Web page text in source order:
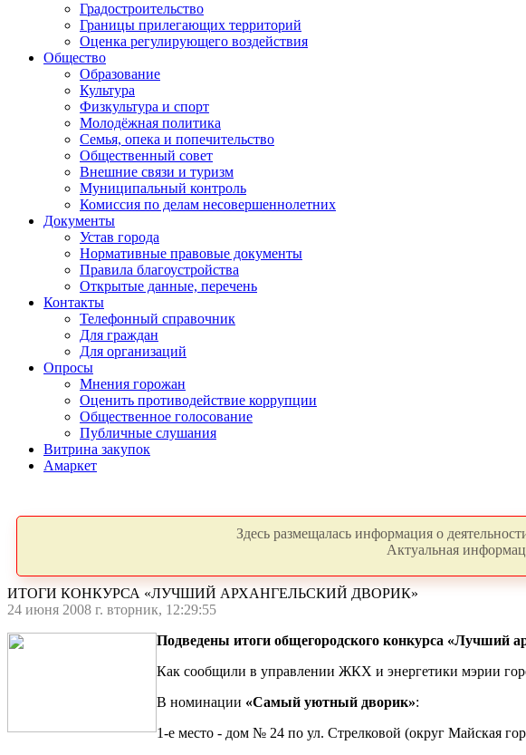
Градостроительство
Границы прилегающих территорий
Оценка регулирующего воздействия
Общество
Образование
Культура
Физкультура и спорт
Молодёжная политика
Семья, опека и попечительство
Общественный совет
Внешние связи и туризм
Муниципальный контроль
Комиссия по делам несовершеннолетних
Документы
Устав города
Нормативные правовые документы
Правила благоустройства
Открытые данные, перечень
Контакты
Телефонный справочник
Для граждан
Для организаций
Опросы
Мнения горожан
Оценить противодействие коррупции
Общественное голосование
Публичные слушания
Витрина закупок
Амаркет
Здесь размещалась информация о
Актуальная
ИТОГИ КОНКУРСА «ЛУЧШИЙ АРХАНГЕЛЬСКИЙ ДВОРИК»
24 июня 2008 г. вторник, 12:29:55
Подведены итоги общегородского конкурса «Лучший
Как сообщили в управлении ЖКХ и энергетики мэрии
В номинации «Самый уютный дворик»:
1-е место - дом № 24 по ул. Стрелковой (округ Майская